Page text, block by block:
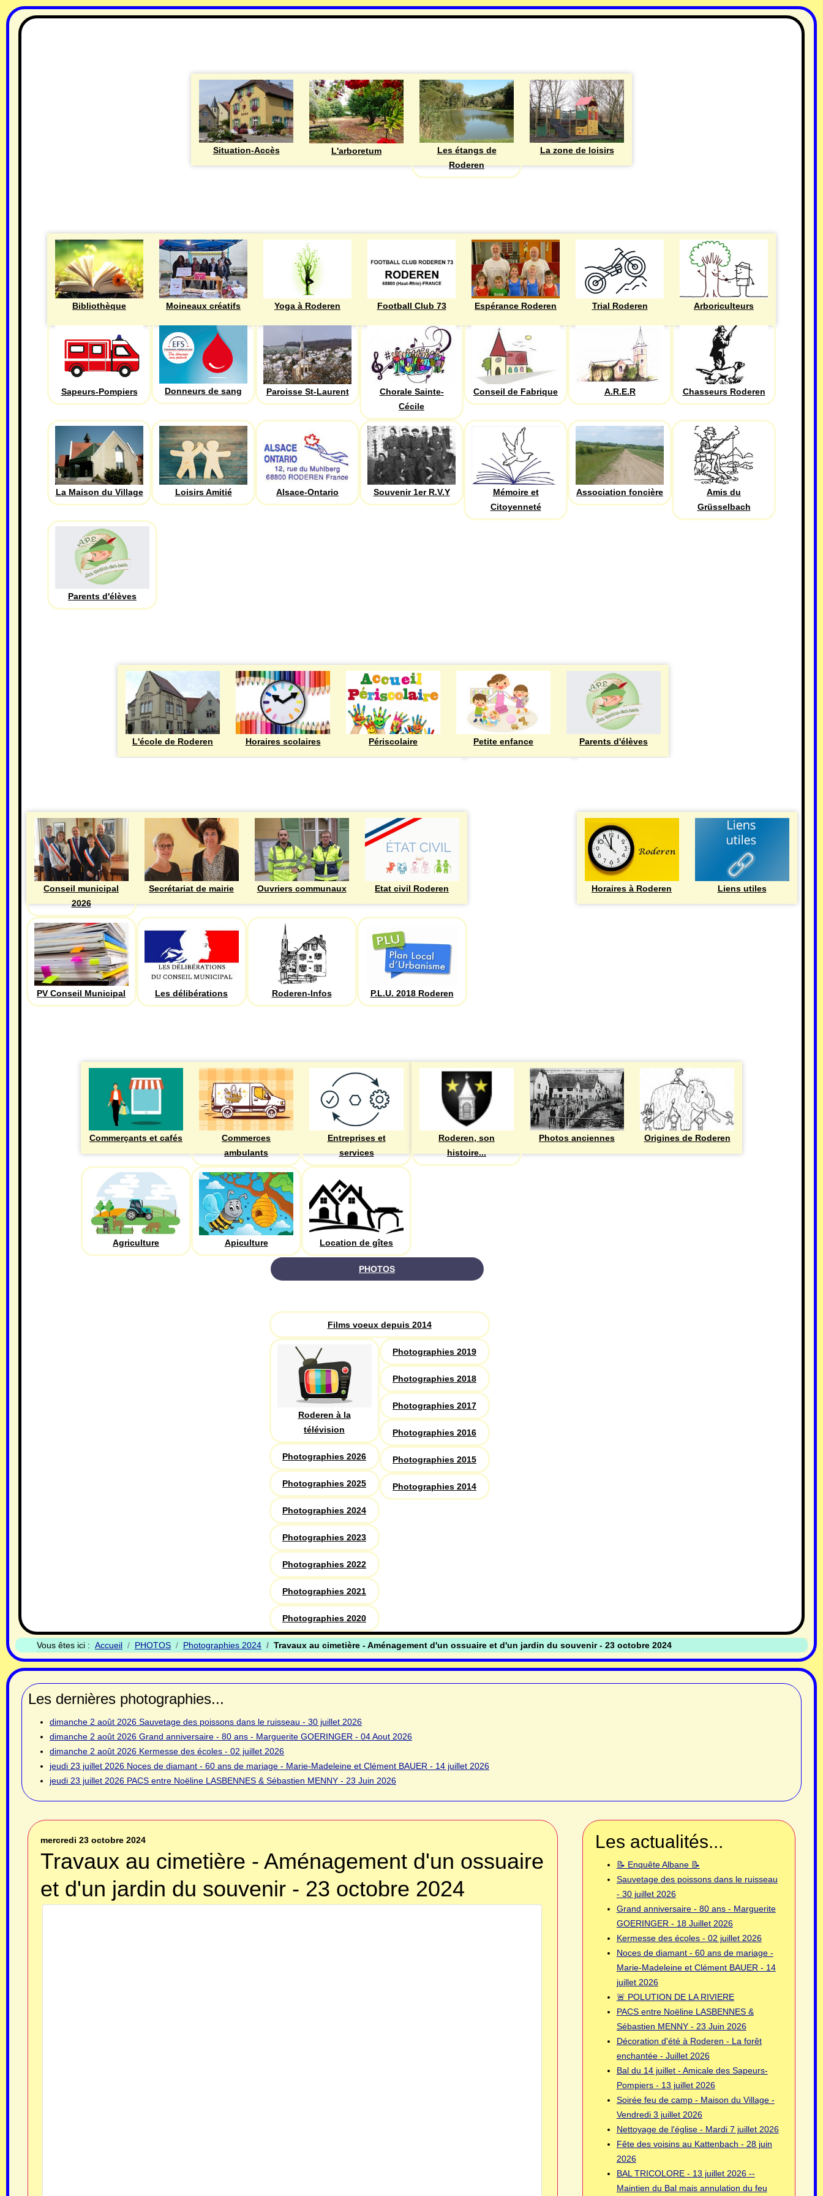
Situation-Accès L'arboretum
Les étangs de
Roderen
La zone de loisirs
Bibliothèque Moineaux créatifs Yoga à Roderen Football Club 73 Espérance Roderen Trial Roderen Arboriculteurs
Sapeurs-Pompiers Donneurs de sang Paroisse St-Laurent
Chorale Sainte-
Cécile
Conseil de Fabrique A.R.E.R Chasseurs Roderen
La Maison du Village Loisirs Amitié Alsace-Ontario Souvenir 1er R.V.Y
Mémoire et
Citoyenneté
Association foncière
Amis du
Grüsselbach
Parents d'élèves
L'école de Roderen Horaires scolaires Périscolaire Petite enfance Parents d'élèves
Conseil municipal
2026
Secrétariat de mairie Ouvriers communaux Etat civil Roderen
PV Conseil Municipal Les délibérations Roderen-Infos P.L.U. 2018 Roderen
Horaires à Roderen Liens utiles
Commerçants et cafés
Commerces
ambulants
Entreprises et
services
Agriculture Apiculture Location de gîtes
Roderen, son
histoire...
Photos anciennes Origines de Roderen
PHOTOS
Films voeux depuis 2014
Roderen à la
télévision
Photographies 2026
Photographies 2025
Photographies 2024
Photographies 2023
Photographies 2022
Photographies 2021
Photographies 2020
Photographies 2019
Photographies 2018
Photographies 2017
Photographies 2016
Photographies 2015
Photographies 2014
Vous êtes ici : Accueil PHOTOS Photographies 2024 Travaux au cimetière - Aménagement d'un ossuaire et d'un jardin du souvenir - 23 octobre 2024
Les dernières photographies...
dimanche 2 août 2026 Sauvetage des poissons dans le ruisseau - 30 juillet 2026
dimanche 2 août 2026 Grand anniversaire - 80 ans - Marguerite GOERINGER - 04 Aout 2026
dimanche 2 août 2026 Kermesse des écoles - 02 juillet 2026
jeudi 23 juillet 2026 Noces de diamant - 60 ans de mariage - Marie-Madeleine et Clément BAUER - 14 juillet 2026
jeudi 23 juillet 2026 PACS entre Noëline LASBENNES & Sébastien MENNY - 23 Juin 2026
mercredi 23 octobre 2024
Travaux au cimetière - Aménagement d'un ossuaire
et d'un jardin du souvenir - 23 octobre 2024
Les actualités...
📝 Enquête Albane 📝
Sauvetage des poissons dans le ruisseau
- 30 juillet 2026
Grand anniversaire - 80 ans - Marguerite
GOERINGER - 18 Juillet 2026
Kermesse des écoles - 02 juillet 2026
Noces de diamant - 60 ans de mariage -
Marie-Madeleine et Clément BAUER - 14
juillet 2026
🚨 POLUTION DE LA RIVIERE
PACS entre Noëline LASBENNES &
Sébastien MENNY - 23 Juin 2026
Décoration d'été à Roderen - La forêt
enchantée - Juillet 2026
Bal du 14 juillet - Amicale des Sapeurs-
Pompiers - 13 juillet 2026
Soirée feu de camp - Maison du Village -
Vendredi 3 juillet 2026
Nettoyage de l'église - Mardi 7 juillet 2026
Fête des voisins au Kattenbach - 28 juin
2026
BAL TRICOLORE - 13 juillet 2026 --
Maintien du Bal mais annulation du feu